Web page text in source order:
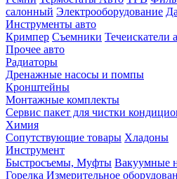
салонный Электрооборудование
Инструменты авто
Кримпер Съемники Течеискатели
Прочее авто
Радиаторы
Дренажные насосы и помпы
Кронштейны
Монтажные комплекты
Сервис пакет для чистки
Химия
Сопутствующие товары Хладоны
Инструмент
Быстросъемы, Муфты Вакуумные
Горелка Измерительное